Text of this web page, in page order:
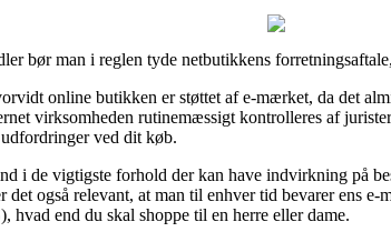
bør man i reglen tyde netbutikkens
online butikken er støttet af e-mærket, da det
virksomheden rutinemæssigt kontrolleres af
ved dit køb.
i de vigtigste forhold der kan have indvirkning på
også relevant, at man til enhver tid bevarer ens
hvad end du skal shoppe til en herre eller dame.